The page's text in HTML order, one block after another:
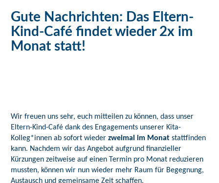
Gute Nachrichten: Das Eltern-
Kind-Café findet wieder 2x im
Monat statt!
Wir freuen uns sehr, euch mitteilen zu können, dass unser
Eltern-Kind-Café dank des Engagements unserer Kita-
Kolleg*innen ab sofort wiederzweimal im Monat stattfinden
kann. Nachdem wir das Angebot aufgrund finanzieller
Kürzungen zeitweise auf einen Termin pro Monat reduzieren
mussten, können wir nun wieder mehr Raum für Begegnung,
Austausch und gemeinsame Zeit schaffen.